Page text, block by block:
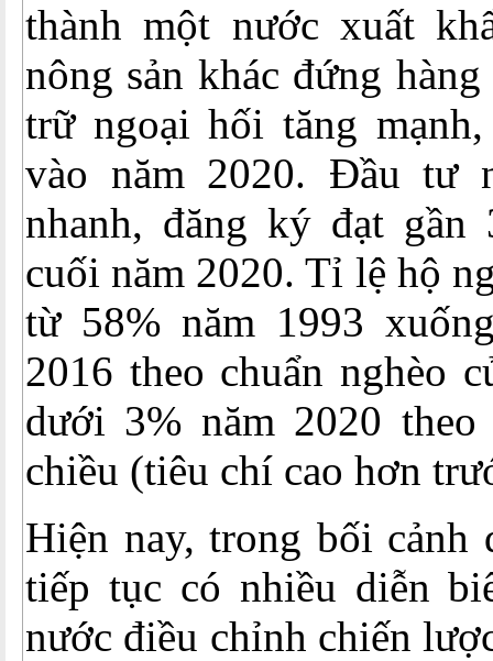
thành một nước xuất
nông sản khác đứng
trữ ngoại hối tăng
vào năm 2020. Đầu tư
nhanh, đăng ký đạt
cuối năm 2020. Tỉ lệ hộ
từ 58% năm 1993
2016 theo chuẩn nghèo
dưới 3% năm 2020 theo
chiều (tiêu chí cao hơn
Hiện nay, trong bối cảnh
tiếp tục có nhiều diễn
nước điều chỉnh chiến